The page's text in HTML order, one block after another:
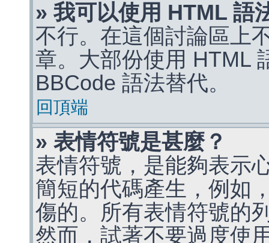
» 我可以使用 HTML 語
不行。在這個討論區上
章。大部份使用 HTML
BBCode 語法替代。
回頂端
» 表情符號是甚麼？
表情符號，是能夠表示
簡短的代碼產生，例如
傷的。所有表情符號的
然而，試著不要過度使